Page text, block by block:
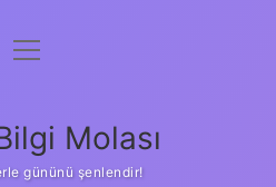
Anasayfa
Uyarı
menüyü
Molası
gününü şenlendir!